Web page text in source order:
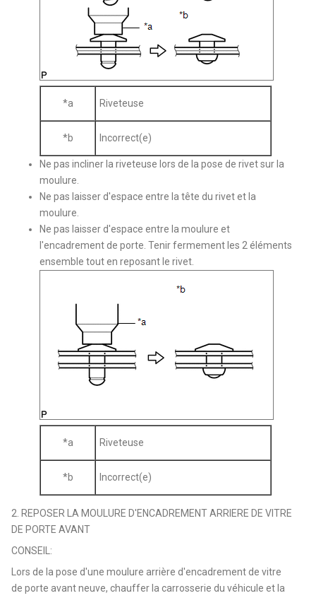
*a Riveteuse
*b Incorrect(e)
Ne pas incliner la riveteuse lors de la pose de rivet sur la
moulure.
Ne pas laisser d'espace entre la tête du rivet et la
moulure.
Ne pas laisser d'espace entre la moulure et
l'encadrement de porte. Tenir fermement les 2 éléments
ensemble tout en reposant le rivet.
*a Riveteuse
*b Incorrect(e)
2. REPOSER LA MOULURE D'ENCADREMENT ARRIERE DE VITRE
DE PORTE AVANT
CONSEIL:
Lors de la pose d'une moulure arrière d'encadrement de vitre
de porte avant neuve, chauffer la carrosserie du véhicule et la